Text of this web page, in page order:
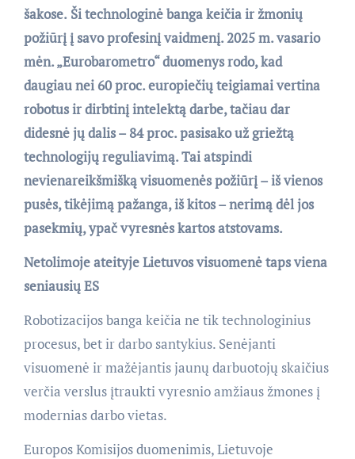
šakose. Ši technologinė banga keičia ir žmonių
požiūrį į savo profesinį vaidmenį. 2025 m. vasario
mėn. „Eurobarometro“ duomenys rodo, kad
daugiau nei 60 proc. europiečių teigiamai vertina
robotus ir dirbtinį intelektą darbe, tačiau dar
didesnė jų dalis – 84 proc. pasisako už griežtą
technologijų reguliavimą. Tai atspindi
nevienareikšmišką visuomenės požiūrį – iš vienos
pusės, tikėjimą pažanga, iš kitos – nerimą dėl jos
pasekmių, ypač vyresnės kartos atstovams.
Netolimoje ateityje Lietuvos visuomenė taps viena
seniausių ES
Robotizacijos banga keičia ne tik technologinius
procesus, bet ir darbo santykius. Senėjanti
visuomenė ir mažėjantis jaunų darbuotojų skaičius
verčia verslus įtraukti vyresnio amžiaus žmones į
modernias darbo vietas.
Europos Komisijos duomenimis, Lietuvoje